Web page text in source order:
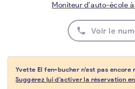
Moniteur d'auto-école
phone Voir le
Yvette El fen-bucher n'est pas encore
Suggérez lui d'activer la réservation